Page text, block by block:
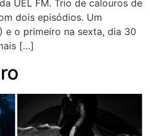
UEL FM. Trio de calouros de
dois episódios. Um
e o primeiro na sexta, dia 30
[…]